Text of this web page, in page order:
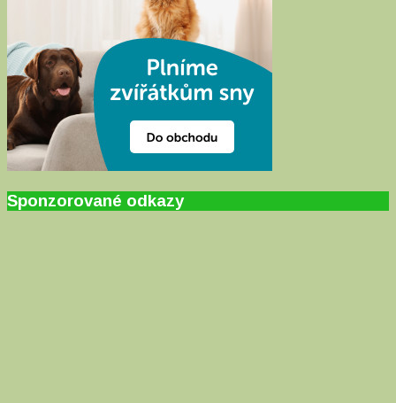
Sponzorované odkazy